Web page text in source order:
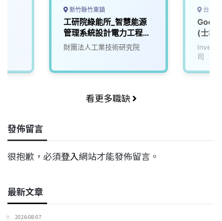
新竹縣竹東鎮
工研院綠能所_智慧能源
管理系統設計電力工程師
(U200)
財團法人工業技術研究院
台北
(士林)
司
看更多職缺
發佈留言
很抱歉，必須登入網站才能發佈留言。
最新文章
2026-08-07